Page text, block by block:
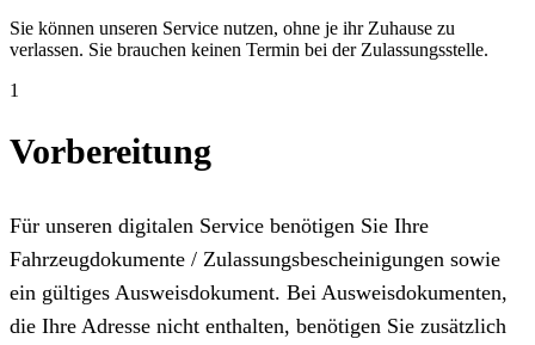
Sie können unseren Service nutzen, ohne je ihr Zuhause zu
verlassen. Sie brauchen keinen Termin bei der Zulassungsstelle.
1
Vorbereitung
Für unseren digitalen Service benötigen Sie Ihre
Fahrzeugdokumente / Zulassungsbescheinigungen sowie
ein gültiges Ausweisdokument. Bei Ausweisdokumenten,
die Ihre Adresse nicht enthalten, benötigen Sie zusätzlich